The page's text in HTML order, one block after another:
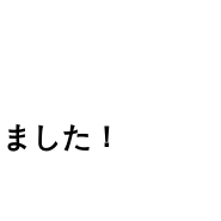
した！